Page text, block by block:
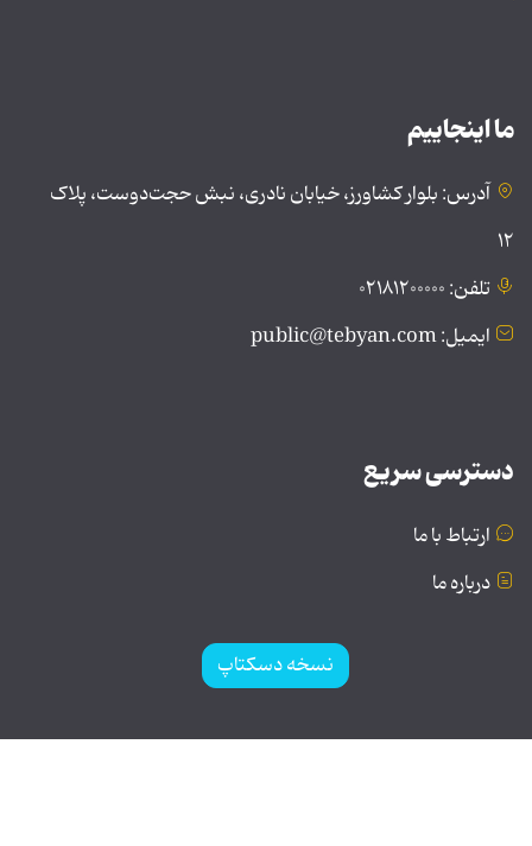
ما اینجاییم
آدرس: بلوار کشاورز، خیابان نادری، نبش حجت‌دوست، پلاک
۱۲
تلفن: ۰۲۱۸۱۲۰۰۰۰۰
ایمیل: public@tebyan.com
دسترسی سریع
ارتباط با ما
درباره ما
نسخه دسکتاپ